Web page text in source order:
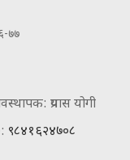
७७
प्रयास योगी
: ९८४१६२४७०८